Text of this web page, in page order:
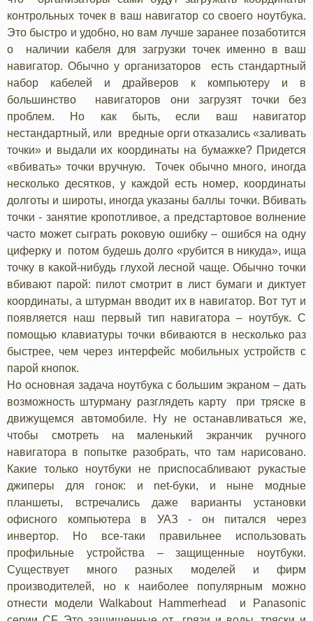
контрольных точек в ваш навигатор со своего ноутбука.
Это быстро и удобно, но вам лучше заранее позаботится
о наличии кабеля для загрузки точек именно в ваш
навигатор. Обычно у организаторов есть стандартный
набор кабелей и драйверов к компьютеру и в
большинство навигаторов они загрузят точки без
проблем. Но как быть, если ваш навигатор
нестандартный, или вредные орги отказались «заливать
точки» и выдали их координаты на бумажке? Придется
«вбивать» точки вручную. Точек обычно много, иногда
несколько десятков, у каждой есть номер, координаты
долготы и широты, иногда указаны баллы точки. Вбивать
точки - занятие кропотливое, а предстартовое волнение
часто может сыграть роковую ошибку – ошибся на одну
циферку и потом будешь долго «рубится в никуда», ища
точку в какой-нибудь глухой лесной чаще. Обычно точки
вбивают парой: пилот смотрит в лист бумаги и диктует
координаты, а штурман вводит их в навигатор. Вот тут и
появляется наш первый тип навигатора – ноутбук. С
помощью клавиатуры точки вбиваются в несколько раз
быстрее, чем через интерфейс мобильных устройств с
парой кнопок.
Но основная задача ноутбука с большим экраном – дать
возможность штурману разглядеть карту при тряске в
движущемся автомобиле. Ну не останавливаться же,
чтобы смотреть на маленький экранчик ручного
навигатора в попытке разобрать, что там нарисовано.
Какие только ноутбуки не приспосабливают рукастые
джиперы для гонок: и net-буки, и ныне модные
планшеты, встречались даже варианты установки
офисного компьютера в УАЗ - он питался через
инвертор. Но все-таки правильнее использовать
профильные устройства – защищенные ноутбуки.
Существует много разных моделей и фирм
производителей, но к наиболее популярным можно
отнести модели Walkabout Hammerhead и Panasonic